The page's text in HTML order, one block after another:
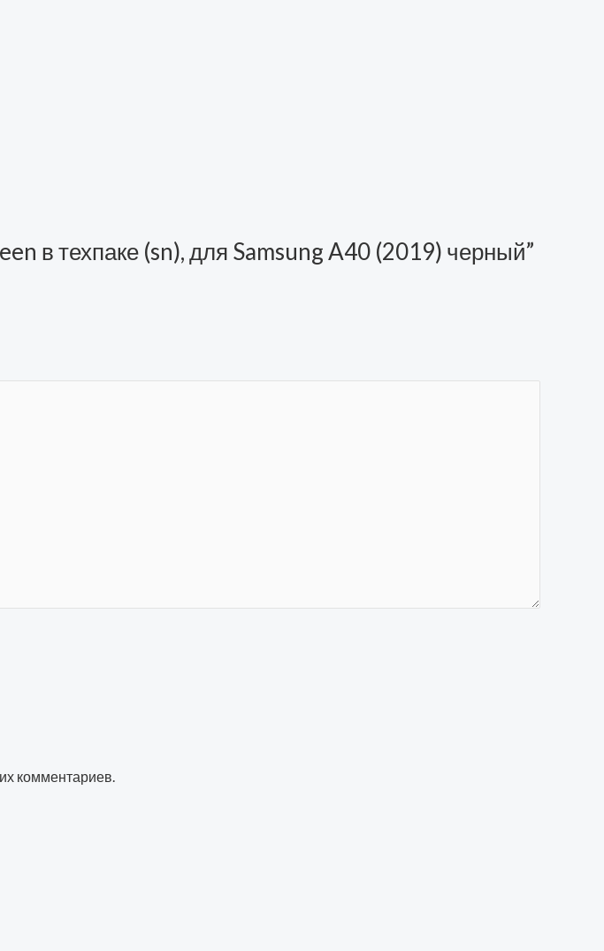
в техпаке (sn), для Samsung A40 (2019) черный”
комментариев.